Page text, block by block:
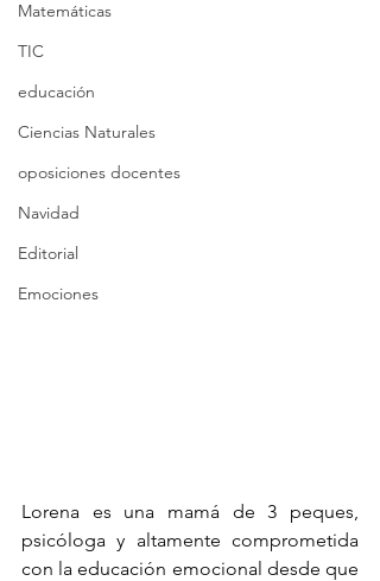
Matemáticas
TIC
educación
Ciencias Naturales
oposiciones docentes
Navidad
Editorial
Emociones
Lorena es una mamá de 3 peques,
psicóloga y altamente comprometida
con la educación emocional desde que